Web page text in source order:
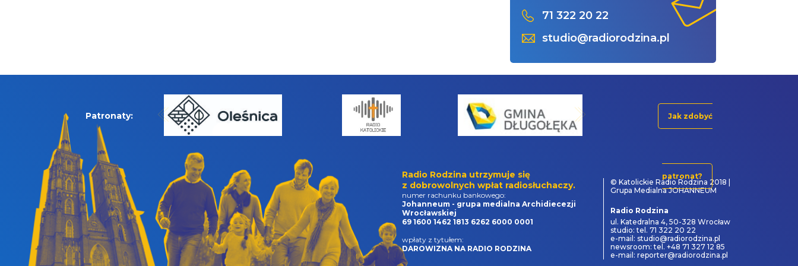
71 322 20 22
studio@radiorodzina.pl
Patronaty: Jak zdobyć
patronat?
Radio Rodzina utrzymuje się
z dobrowolnych wpłat radiosłuchaczy.
numer rachunku bankowego:
Johanneum - grupa medialna Archidiecezji
Wrocławskiej
69 1600 1462 1813 6262 6000 0001
wpłaty z tytułem:
DAROWIZNA NA RADIO RODZINA
© Katolickie Radio Rodzina 2018 |
Grupa Medialna JOHANNEUM
Radio Rodzina
ul. Katedralna 4, 50-328 Wrocław
studio: tel. 71 322 20 22
e-mail: studio@radiorodzina.pl
newsroom: tel. +48 71 327 12 85
e-mail: reporter@radiorodzina.pl